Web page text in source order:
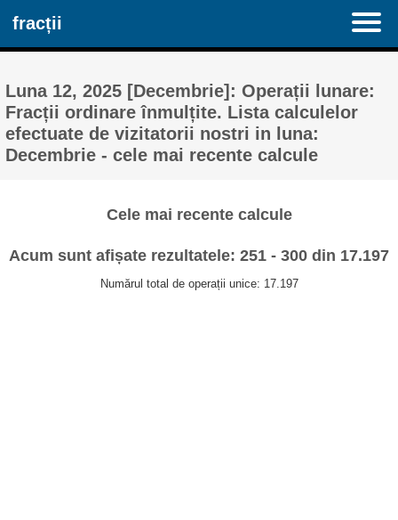
fracții
Luna 12, 2025 [Decembrie]: Operații lunare:
Fracții ordinare înmulțite. Lista calculelor
efectuate de vizitatorii nostri in luna:
Decembrie - cele mai recente calcule
Cele mai recente calcule
Acum sunt afișate rezultatele: 251 - 300 din 17.197
Numărul total de operații unice: 17.197